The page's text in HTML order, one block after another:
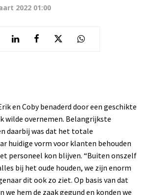
2022 01:00
en Coby benaderd door een geschikte
wilde overnemen. Belangrijkste
daarbij was dat het totale
huidige vorm voor klanten behouden
personeel kon blijven. “Buiten onszelf
bij het oude houden, we zijn enorm
dit ook zo ziet. Op basis van dat
we hem de zaak gegund en konden we